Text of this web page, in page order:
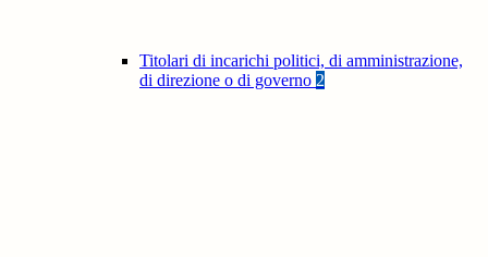
Titolari di incarichi politici, di amministrazione,
di direzione o di governo 2